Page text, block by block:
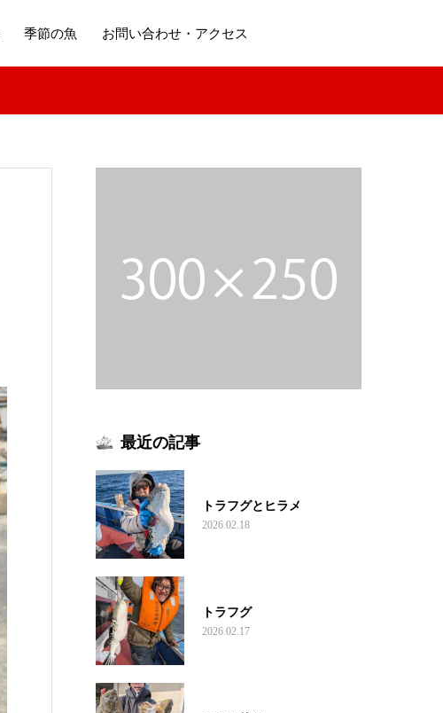
季節の魚 お問い合わせ・アクセス
最近の記事
トラフグとヒラメ
2026.02.18
トラフグ
2026.02.17